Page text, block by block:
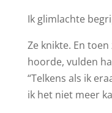
Ik glimlachte
Ze knikte. En
hoorde, vulden
“Telkens als ik
ik het niet meer